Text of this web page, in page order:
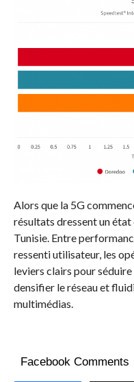
Alors que la 5G
résultats dressent un
Tunisie. Entre
ressenti utilisateur, les
leviers clairs pour séduire
densifier le réseau et
multimédias.
Facebook Comments